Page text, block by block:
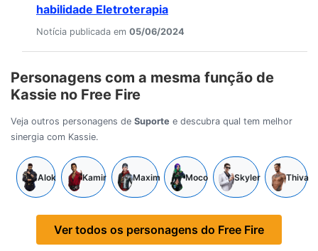
habilidade Eletroterapia
Notícia publicada em 05/06/2024
Personagens com a mesma função de
Kassie no Free Fire
Veja outros personagens de Suporte e descubra qual tem melhor
sinergia com Kassie.
Alok Kamir Maxim Moco Skyler Thiva
Ver todos os personagens do Free Fire